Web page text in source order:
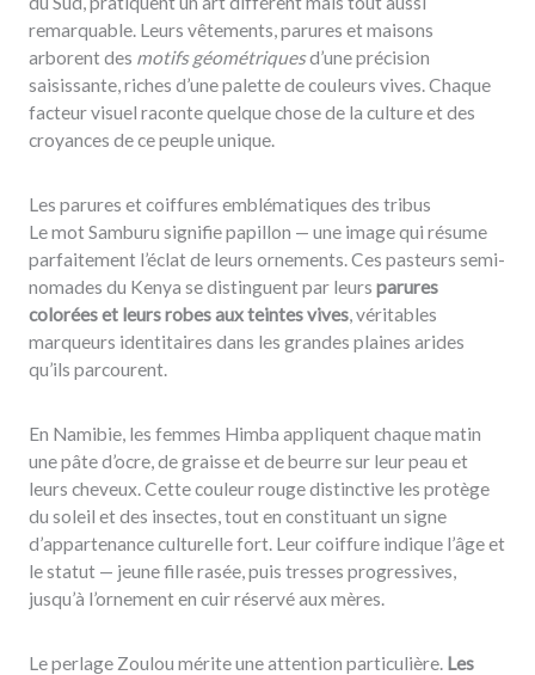
remarquable. Leurs vêtements, parures et maisons
arborent des motifs géométriquesd’une précision
saisissante, riches d’une palette de couleurs vives. Chaque
facteur visuel raconte quelque chose de la culture et des
croyances de ce peuple unique.
Les parures et coiffures emblématiques des tribus
Le mot Samburu signifie papillon — une image qui résume
parfaitement l’éclat de leurs ornements. Ces pasteurs semi-
nomades du Kenya se distinguent par leurs parures
colorées et leurs robes aux teintes vives, véritables
marqueurs identitaires dans les grandes plaines arides
qu’ils parcourent.
En Namibie, les femmes Himba appliquent chaque matin
une pâte d’ocre, de graisse et de beurre sur leur peau et
leurs cheveux. Cette couleur rouge distinctive les protège
du soleil et des insectes, tout en constituant un signe
d’appartenance culturelle fort. Leur coiffure indique l’âge et
le statut — jeune fille rasée, puis tresses progressives,
jusqu’à l’ornement en cuir réservé aux mères.
Le perlage Zoulou mérite une attention particulière. Les